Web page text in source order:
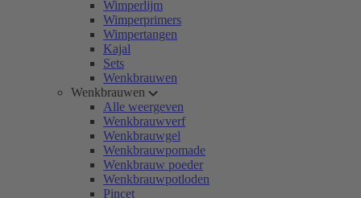
Wimperlijm
Wimperprimers
Wimpertangen
Kajal
Sets
Wenkbrauwen
Wenkbrauwen
Alle weergeven
Wenkbrauwverf
Wenkbrauwgel
Wenkbrauwpomade
Wenkbrauw poeder
Wenkbrauwpotloden
Pincet